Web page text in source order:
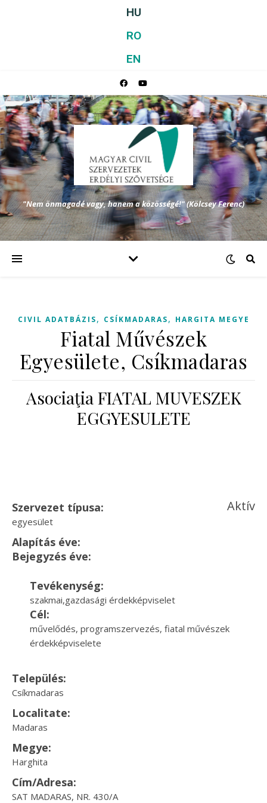
HU
RO
EN
"Nem önmagadé vagy, hanem a közösségé!" (Kölcsey Ferenc)
CIVIL ADATBÁZIS, CSÍKMADARAS, HARGITA MEGYE
Fiatal Művészek
Egyesülete, Csíkmadaras
Asociaţia FIATAL MUVESZEK
EGGYESULETE
Szervezet típusa:
egyesület
Aktív
Alapítás éve:
Bejegyzés éve:
Tevékenység:
szakmai,gazdasági érdekképviselet
Cél:
művelődés, programszervezés, fiatal művészek
érdekképviselete
Település:
Csíkmadaras
Localitate:
Madaras
Megye:
Harghita
Cím/Adresa:
SAT MADARAS, NR. 430/A